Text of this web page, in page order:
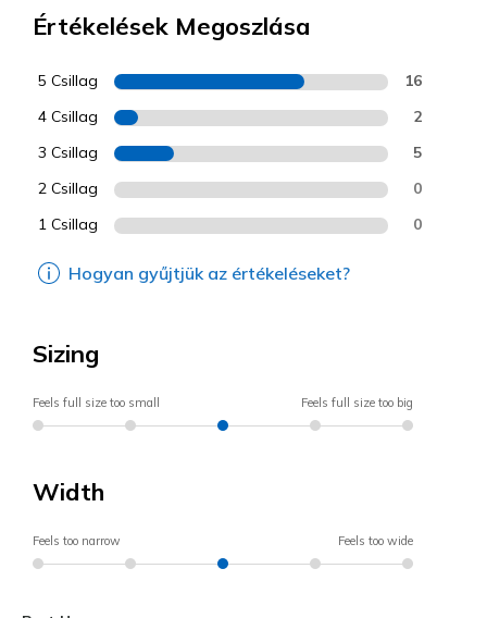
Értékelések Megoszlása
5 Csillag 16
4 Csillag 2
3 Csillag 5
2 Csillag 0
1 Csillag 0
Hogyan gyűjtjük az értékeléseket?
Sizing
Feels full size too small Feels full size too big
Width
Feels too narrow Feels too wide